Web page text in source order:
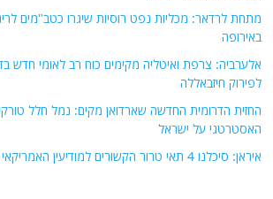
מתחת לרדאר: מכליות נפט רוסיות שיגרו כטב"מים
באירופה
אלערביה: צרפת ואיטליה מקימים כוח רב לאומי חדש
לפירוק חיזבאללה
החזית הדרומית החדשה שארדואן מקים: נמל חלל טורקי
האסטרטגי על ישראל
איראן: סיכלנו 4 תאי טרור הקשורים למודיעין האמריקאי והישראלי